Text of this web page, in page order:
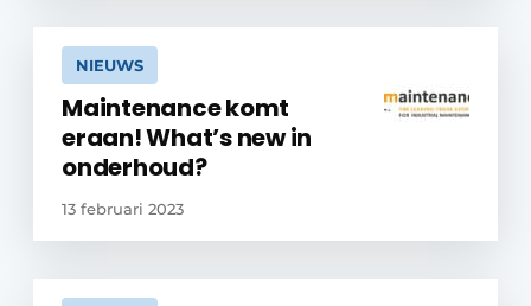
NIEUWS
Maintenance komt
eraan! What’s new in
onderhoud?
13 februari 2023